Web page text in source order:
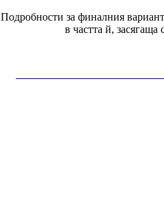
Подробности за финалния
в частта й,